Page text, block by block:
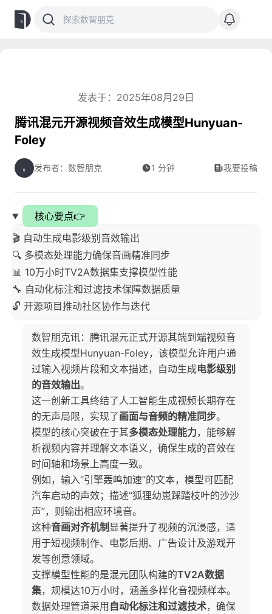
发表于：2025年08月29日
腾讯混元开源视频音效生成模型Hunyuan-
Foley
发布者：数智朋克 1 分钟 我要投稿
核心要点👉
🎬 自动生成电影级别音效输出
🔍 多模态处理能力确保音画精准同步
📊 10万小时TV2A数据集支撑模型性能
🔧 自动化标注和过滤技术保障数据质量
🔓 开源项目推动社区协作与迭代
数智朋克讯：腾讯混元正式开源其端到端视频音
效生成模型Hunyuan-Foley，该模型允许用户通
过输入视频片段和文本描述，自动生成电影级别
的音效输出。
这一创新工具终结了人工智能生成视频长期存在
的无声局限，实现了画面与音频的精准同步。
模型的核心突破在于其多模态处理能力，能够解
析视频内容并理解文本语义，确保生成的音效在
时间轴和场景上高度一致。
例如，输入“引擎轰鸣加速”的文本，模型可匹配
汽车启动的声效；描述“狐狸幼崽踩踏枝叶的沙沙
声”，则输出相应环境音。
这种音画对齐机制 显著提升了视频的沉浸感，适
用于短视频制作、电影后期、广告设计及游戏开
发等创意领域。
支撑模型性能的是混元团队构建的TV2A数据
集，规模达10万小时，涵盖多样化音视频样本。
数据处理管道采用 自动化标注和过滤技术，确保